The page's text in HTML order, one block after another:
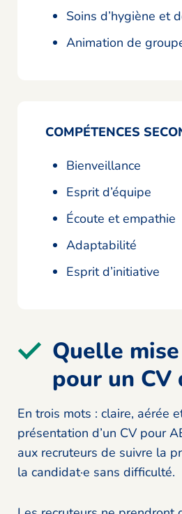
Soins d’hygiène et
Animation de
COMPÉTENCES
Bienveillance
Esprit d’équipe
Écoute et empathie
Adaptabilité
Esprit d’initiative
Quelle
pour un CV
En trois mots : claire, aérée
présentation d’un CV pour
aux recruteurs de suivre la
la candidat·e sans difficulté.